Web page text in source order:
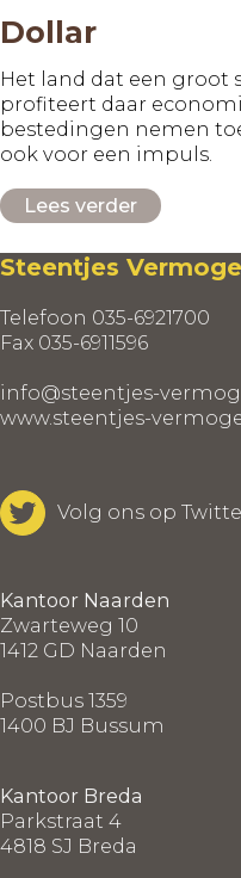
Dollar
Het land dat een
profiteert daar
bestedingen nemen
ook voor een impuls.
Lees verder
Steentjes
Telefoon 035-6921700
Fax 035-6911596
info@steentjes-
www.steentjes-
Volg ons op
Kantoor Naarden
Zwarteweg 10
1412 GD Naarden
Postbus 1359
1400 BJ Bussum
Kantoor Breda
Parkstraat 4
4818 SJ Breda